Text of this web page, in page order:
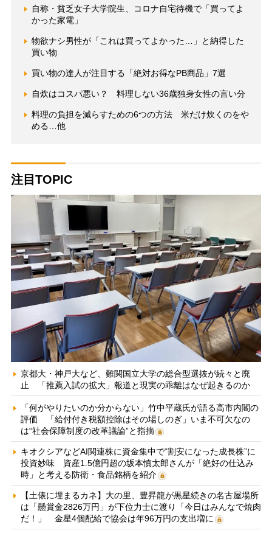
自称・貧乏女子大学院生、コロナ自宅待機で「買ってよ
かった家電」
物欲ナシ男性が「これは買ってよかった…」と納得した
買い物
買い物の達人が注目する「絶対お得なPB商品」7選
自炊はコスパ悪い？ 料理しない36歳独身女性の言い分
料理の負担を減らすための6つの方法 米だけ炊くのをや
める…他
注目TOPIC
京都大・神戸大など、難関国立大学の総合型選抜が続々と廃
止 「推薦入試の拡大」報道と現実の乖離はなぜ起きるのか
「何がやりたいのか分からない」竹中平蔵氏が語る高市内閣の
評価 「給付付き税額控除はその場しのぎ」いま不可欠なの
は“社会保障制度の改革議論”と指摘
キオクシアなどAI関連株に資金集中で“割安になった成長株”に
投資妙味 資産1.5億円超の坂本慎太郎さんが「絶好の仕込み
時」と考える防衛・食品銘柄を紹介
【土俵に埋まるカネ】大の里、豊昇龍が黒星続きの名古屋場所
は「懸賞金2826万円」が下位力士に渡り「今日はみんなで焼肉
だ！」 金星4個配給で協会は年96万円の支出増に